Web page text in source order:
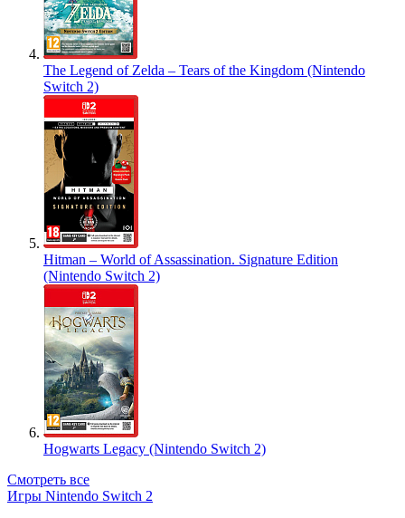
The Legend of Zelda – Tears of the Kingdom (Nintendo
Switch 2)
Hitman – World of Assassination. Signature Edition
(Nintendo Switch 2)
Hogwarts Legacy (Nintendo Switch 2)
Смотреть все
Игры Nintendo Switch 2